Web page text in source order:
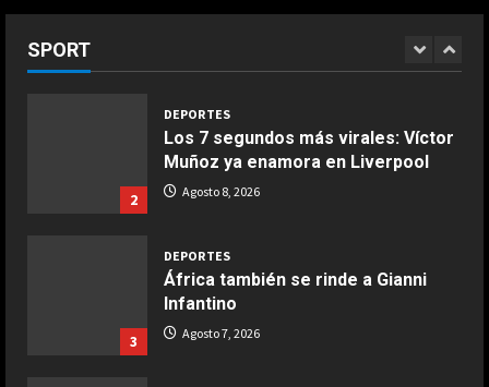
COCINA
COCINA
Ensalada de espinacas deliciosa
COCINA
aire
SPORT
2
DEPORTES
Los 7 segundos más virales: Víctor
Muñoz ya enamora en Liverpool
Agosto 8, 2026
3
DEPORTES
África también se rinde a Gianni
Infantino
Agosto 7, 2026